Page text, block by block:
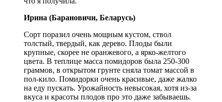
Ирина (Барановичи, Беларусь)
Сорт поразил очень мощным кустом, ствол
толстый, твердый, как дерево. Плоды были
крупные, скорее не оранжевого, а ярко-желтого
цвета. В теплице масса помидоров была 250-300
граммов, в открытом грунте сняла томат массой в
пол-кило. Помидорки очень красивые, даже жалко
на еду пускать. Урожайность невысокая, хотя из-за
вкуса и красоты плодов про это даже забываешь.